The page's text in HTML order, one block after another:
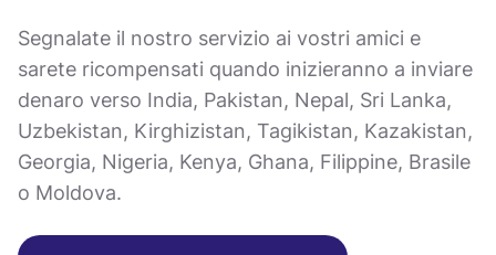
Segnalate il nostro servizio ai vostri amici e
sarete ricompensati quando inizieranno a inviare
denaro verso India, Pakistan, Nepal, Sri Lanka,
Uzbekistan, Kirghizistan, Tagikistan, Kazakistan,
Georgia, Nigeria, Kenya, Ghana, Filippine, Brasile
o Moldova.